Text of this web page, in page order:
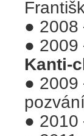
● 2008
● 2009
Kanti-
● 2009
● 2010